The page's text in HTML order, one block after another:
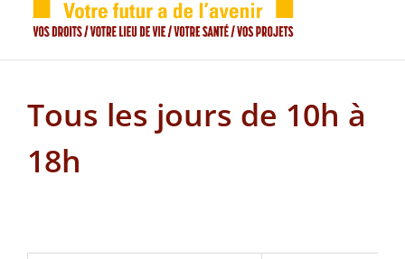
Tous les jours de 10h à
18h